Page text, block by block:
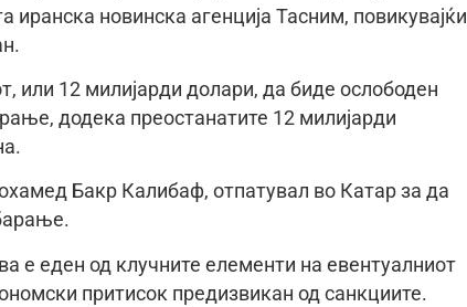
новинска агенција Тасним, повикувајќи
или 12 милијарди долари, да биде ослободен
додека преостанатите 12 милијарди
Бакр Калибаф, отпатувал во Катар за да
е еден од клучните елементи на евентуалниот
притисок предизвикан од санкциите.